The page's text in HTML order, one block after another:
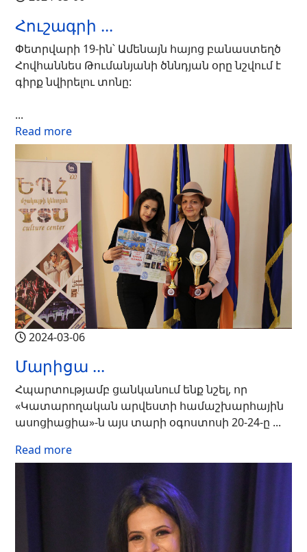
Հուշագրի ...
Փետրվարի 19-ին՝ Ամենայն հայոց բանաստեղծ
Հովհաննես Թումանյանի ծննդյան օրը նշվում է
գիրք նվիրելու տոնը:
...
Read more
2024-03-06
Մարիցա ...
Հպարտությամբ ցանկանում ենք նշել, որ
«Կատարողական արվեստի համաշխարհային
ասոցիացիա»-ն այս տարի օգոստոսի 20-24-ը ...
Read more